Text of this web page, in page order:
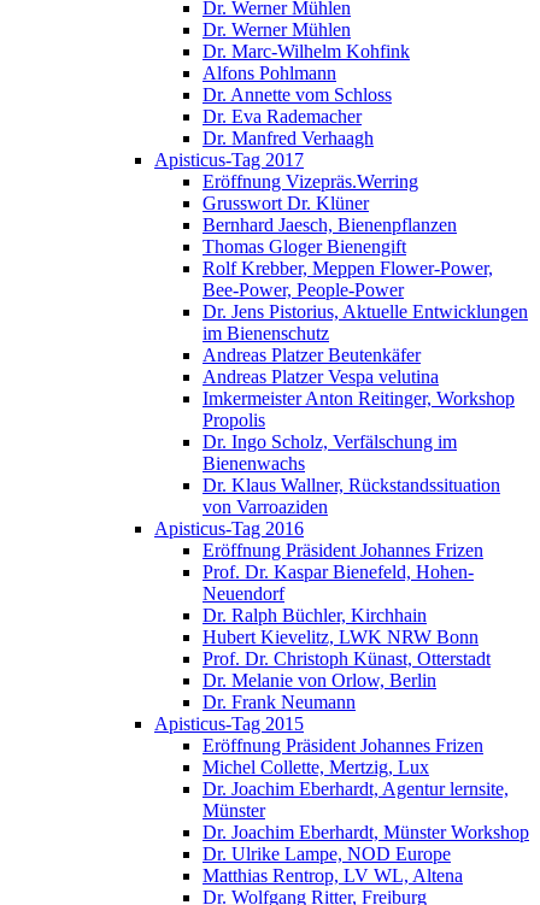
Dr. Werner Mühlen
Dr. Werner Mühlen
Dr. Marc-Wilhelm Kohfink
Alfons Pohlmann
Dr. Annette vom Schloss
Dr. Eva Rademacher
Dr. Manfred Verhaagh
Apisticus-Tag 2017
Eröffnung Vizepräs.Werring
Grusswort Dr. Klüner
Bernhard Jaesch, Bienenpflanzen
Thomas Gloger Bienengift
Rolf Krebber, Meppen Flower-Power,
Bee-Power, People-Power
Dr. Jens Pistorius, Aktuelle Entwicklungen
im Bienenschutz
Andreas Platzer Beutenkäfer
Andreas Platzer Vespa velutina
Imkermeister Anton Reitinger, Workshop
Propolis
Dr. Ingo Scholz, Verfälschung im
Bienenwachs
Dr. Klaus Wallner, Rückstandssituation
von Varroaziden
Apisticus-Tag 2016
Eröffnung Präsident Johannes Frizen
Prof. Dr. Kaspar Bienefeld, Hohen-
Neuendorf
Dr. Ralph Büchler, Kirchhain
Hubert Kievelitz, LWK NRW Bonn
Prof. Dr. Christoph Künast, Otterstadt
Dr. Melanie von Orlow, Berlin
Dr. Frank Neumann
Apisticus-Tag 2015
Eröffnung Präsident Johannes Frizen
Michel Collette, Mertzig, Lux
Dr. Joachim Eberhardt, Agentur lernsite,
Münster
Dr. Joachim Eberhardt, Münster Workshop
Dr. Ulrike Lampe, NOD Europe
Matthias Rentrop, LV WL, Altena
Dr. Wolfgang Ritter, Freiburg